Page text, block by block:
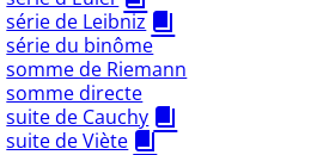
série de Leibniz
série du binôme
somme de Riemann
somme directe
suite de Cauchy
suite de Viète